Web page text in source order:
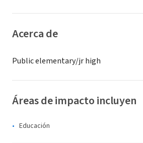
Acerca de
Public elementary/jr high
Áreas de impacto incluyen
Educación